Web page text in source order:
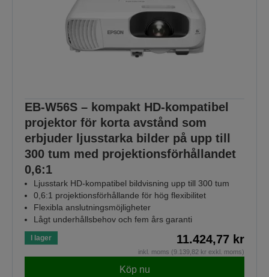
EB-W56S – kompakt HD-kompatibel
projektor för korta avstånd som
erbjuder ljusstarka bilder på upp till
300 tum med projektionsförhållandet
0,6:1
Ljusstark HD-kompatibel bildvisning upp till 300 tum
0,6:1 projektionsförhållande för hög flexibilitet
Flexibla anslutningsmöjligheter
Lågt underhållsbehov och fem års garanti
I lager 11.424,77 kr
inkl. moms (9.139,82 kr exkl. moms)
Köp nu